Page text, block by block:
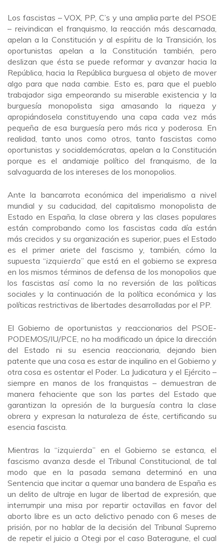
Los fascistas – VOX, PP, C’s y una amplia parte del PSOE
– reivindican el franquismo, la reacción más descarnada,
apelan a la Constitución y al espíritu de la Transición, los
oportunistas apelan a la Constitución también, pero
deslizan que ésta se puede reformar y avanzar hacia la
República, hacia la República burguesa al objeto de mover
algo para que nada cambie. Esto es, para que el pueblo
trabajador siga empeorando su miserable existencia y la
burguesía monopolista siga amasando la riqueza y
apropiándosela constituyendo una capa cada vez más
pequeña de esa burguesía pero más rica y poderosa. En
realidad, tanto unos como otros, tanto fascistas como
oportunistas y socialdemócratas, apelan a la Constitución
porque es el andamiaje político del franquismo, de la
salvaguarda de los intereses de los monopolios.
Ante la bancarrota económica del imperialismo a nivel
mundial y su caducidad, del capitalismo monopolista de
Estado en España, la clase obrera y las clases populares
están comprobando como los fascistas cada día están
más crecidos y su organización es superior, pues el Estado
es el primer ariete del fascismo y, también, cómo la
supuesta “izquierda” que está en el gobierno se expresa
en los mismos términos de defensa de los monopolios que
los fascistas así como la no reversión de las políticas
sociales y la continuación de la política económica y las
políticas restrictivas de libertades desarrolladas por el PP.
El Gobierno de oportunistas y reaccionarios del PSOE-
PODEMOS/IU/PCE, no ha modificado un ápice la dirección
del Estado ni su esencia reaccionaria, dejando bien
patente que una cosa es estar de inquilino en el Gobierno y
otra cosa es ostentar el Poder. La Judicatura y el Ejército –
siempre en manos de los franquistas – demuestran de
manera fehaciente que son las partes del Estado que
garantizan la opresión de la burguesía contra la clase
obrera y expresan la naturaleza de éste, certificando su
esencia fascista.
Mientras la “izquierda” en el Gobierno se estanca, el
fascismo avanza desde el Tribunal Constitucional, de tal
modo que en la pasada semana determinó en una
Sentencia que incitar a quemar una bandera de España es
un delito de ultraje en lugar de libertad de expresión, que
interrumpir una misa por repartir octavillas en favor del
aborto libre es un acto delictivo penado con 6 meses de
prisión, por no hablar de la decisión del Tribunal Supremo
de repetir el juicio a Otegi por el caso Bateragune, el cual